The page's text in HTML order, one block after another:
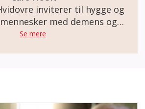
inviterer til hygge og
med demens og
deres pårørende
Se mere